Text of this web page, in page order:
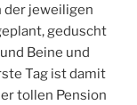
der jeweiligen
geduscht
Beine und
Tag ist damit
tollen Pension